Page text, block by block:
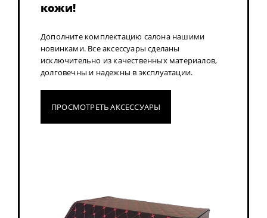
кожи!
Дополните комплектацию салона нашими
новинками. Все аксессуары сделаны
исключительно из качественных материалов,
долговечны и надежны в эксплуатации.
ПРОСМОТРЕТЬ АКСЕССУАРЫ